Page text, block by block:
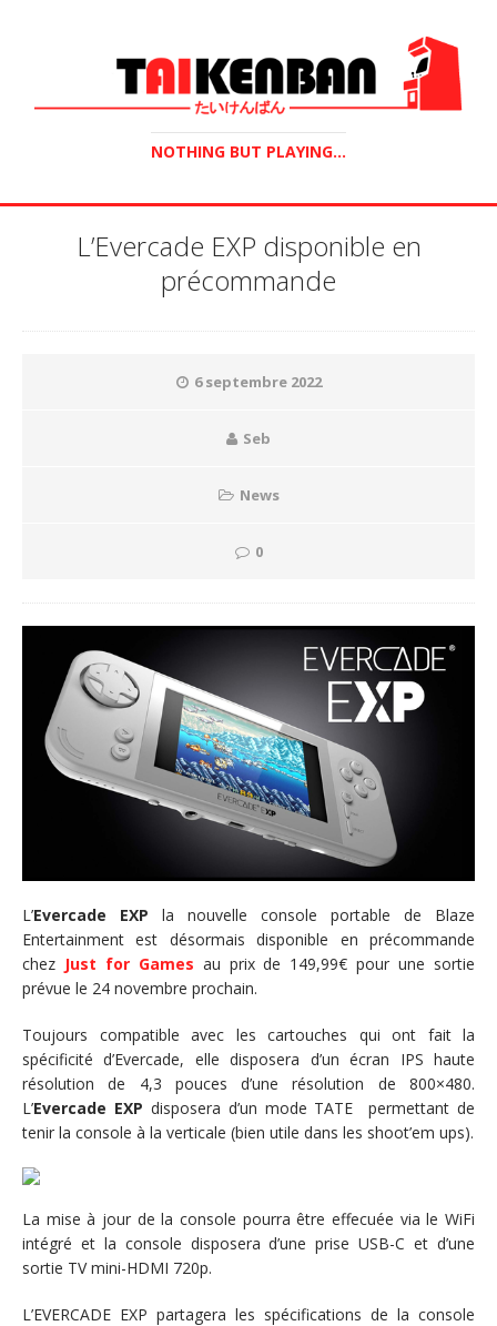
NOTHING BUT PLAYING...
L’Evercade EXP disponible en
précommande
6 septembre 2022
Seb
News
0
L’Evercade EXP la nouvelle console portable de Blaze
Entertainment est désormais disponible en précommande
chez Just for Games au prix de 149,99€ pour une sortie
prévue le 24 novembre prochain.
Toujours compatible avec les cartouches qui ont fait la
spécificité d’Evercade, elle disposera d’un écran IPS haute
résolution de 4,3 pouces d’une résolution de 800×480.
L’Evercade EXP disposera d’un mode TATE permettant de
tenir la console à la verticale (bien utile dans les shoot’em ups).
La mise à jour de la console pourra être effecuée via le WiFi
intégré et la console disposera d’une prise USB-C et d’une
sortie TV mini-HDMI 720p.
L’EVERCADE EXP partagera les spécifications de la console